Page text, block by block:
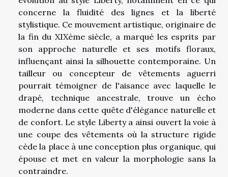
concerne la fluidité des lignes et la liberté
stylistique. Ce mouvement artistique, originaire de
la fin du XIXème siècle, a marqué les esprits par
son approche naturelle et ses motifs floraux,
influençant ainsi la silhouette contemporaine. Un
tailleur ou concepteur de vêtements aguerri
pourrait témoigner de l'aisance avec laquelle le
drapé, technique ancestrale, trouve un écho
moderne dans cette quête d'élégance naturelle et
de confort. Le style Liberty a ainsi ouvert la voie à
une coupe des vêtements où la structure rigide
cède la place à une conception plus organique, qui
épouse et met en valeur la morphologie sans la
contraindre.